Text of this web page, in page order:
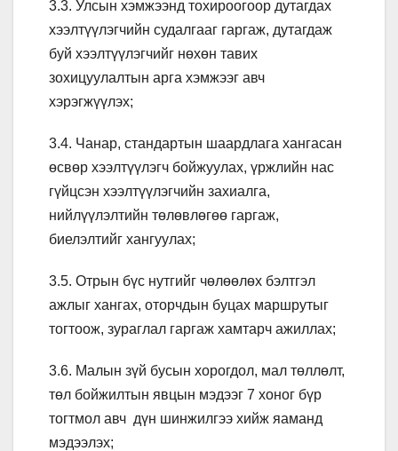
3.3. Улсын хэмжээнд тохироогоор дутагдах
хээлтүүлэгчийн судалгааг гаргаж, дутагдаж
буй хээлтүүлэгчийг нөхөн тавих
зохицуулалтын арга хэмжээг авч
хэрэгжүүлэх;
3.4. Чанар, стандартын шаардлага хангасан
өсвөр хээлтүүлэгч бойжуулах, үржлийн нас
гүйцсэн хээлтүүлэгчийн захиалга,
нийлүүлэлтийн төлөвлөгөө гаргаж,
биелэлтийг хангуулах;
3.5. Отрын бүс нутгийг чөлөөлөх бэлтгэл
ажлыг хангах, оторчдын буцах маршрутыг
тогтоож, зураглал гаргаж хамтарч ажиллах;
3.6. Малын зүй бусын хорогдол, мал төллөлт,
төл бойжилтын явцын мэдээг 7 хоног бүр
тогтмол авч дүн шинжилгээ хийж яаманд
мэдээлэх;